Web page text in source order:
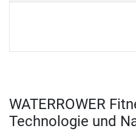
WATERROWER
Technologie und